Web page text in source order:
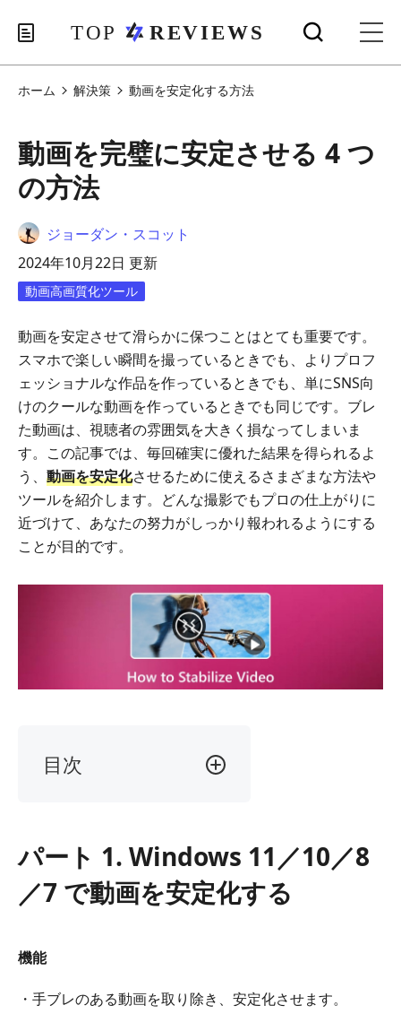
ホーム 解決策 動画を安定化する方法
動画を完璧に安定させる 4 つ
の方法
ジョーダン・スコット
2024年10月22日 更新
動画高画質化ツール
動画を安定させて滑らかに保つことはとても重要です。
スマホで楽しい瞬間を撮っているときでも、よりプロフ
ェッショナルな作品を作っているときでも、単にSNS向
けのクールな動画を作っているときでも同じです。ブレ
た動画は、視聴者の雰囲気を大きく損なってしまいま
す。この記事では、毎回確実に優れた結果を得られるよ
う、 動画を安定化させるために使えるさまざまな方法や
ツールを紹介します。どんな撮影でもプロの仕上がりに
近づけて、あなたの努力がしっかり報われるようにする
ことが目的です。
目次
1.
Windows
11
／
パート 1. Windows 11／10／8
／7 で動画を安定化する
機能
・手ブレのある動画を取り除き、安定化させます。